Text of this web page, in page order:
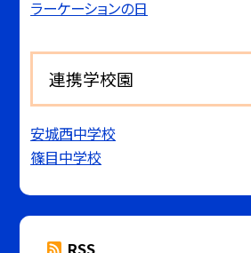
ラーケーションの日
連携学校園
安城西中学校
篠目中学校
RSS